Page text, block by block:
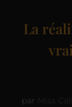
La
par